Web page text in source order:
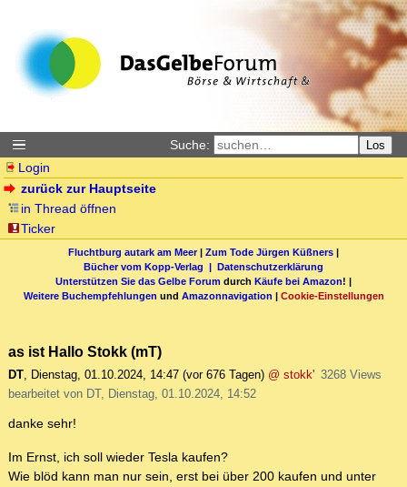
Suche: Los
Login
zurück zur Hauptseite
in Thread öffnen
Ticker
Fluchtburg autark am Meer| Zum Tode Jürgen Küßners |
Bücher vom Kopp-Verlag | Datenschutzerklärung
Unterstützen Sie das Gelbe Forum durch Käufe bei Amazon! |
Weitere Buchempfehlungen und Amazonnavigation | Cookie-Einstellungen
as ist Hallo Stokk (mT)
DT, Dienstag, 01.10.2024, 14:47 (vor 676 Tagen) @ stokk' 3268 Views
bearbeitet von DT, Dienstag, 01.10.2024, 14:52
danke sehr!
Im Ernst, ich soll wieder Tesla kaufen?
Wie blöd kann man nur sein, erst bei über 200 kaufen und unter